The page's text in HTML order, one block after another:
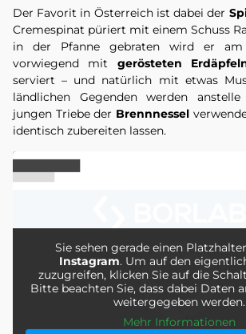
Der Favorit in Österreich ist dabei der
Cremespinat püriert mit einem Schuss
in der Pfanne gebraten wird er am
vorwiegend mit gerösteten
serviert – und natürlich mit etwas
ländlichen Gegenden werden
jungen Triebe der Brennnessel
identisch zubereiten lassen.
Sie sehen gerade einen
Instagram. Um auf den
zuzugreifen, klicken Sie auf die
Bitte beachten Sie, dass dabei Daten
weitergegeben werden.
Mehr Informationen